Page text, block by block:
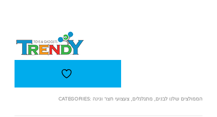
CATEGORIES: הממולצים שלנו לבנים, מתגלגלים, צעצועי חצר וגינה